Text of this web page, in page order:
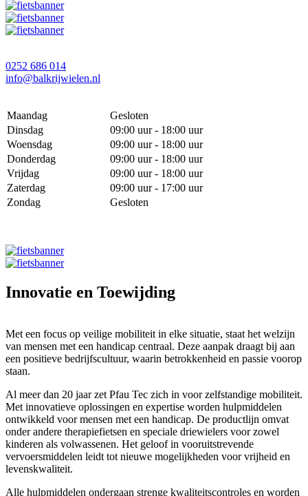
0252 686 014
info@balkrijwielen.nl
Maandag
Gesloten
Dinsdag
09:00 uur - 18:00 uur
Woensdag
09:00 uur - 18:00 uur
Donderdag
09:00 uur - 18:00 uur
Vrijdag
09:00 uur - 18:00 uur
Zaterdag
09:00 uur - 17:00 uur
Zondag
Gesloten
Innovatie en Toewijding
Met een focus op veilige mobiliteit in elke situatie, staat het welzijn
van mensen met een handicap centraal. Deze aanpak draagt bij aan
een positieve bedrijfscultuur, waarin betrokkenheid en passie voorop
staan.
Al meer dan 20 jaar zet Pfau Tec zich in voor zelfstandige mobiliteit.
Met innovatieve oplossingen en expertise worden hulpmiddelen
ontwikkeld voor mensen met een handicap. De productlijn omvat
onder andere therapiefietsen en speciale driewielers voor zowel
kinderen als volwassenen. Het geloof in vooruitstrevende
vervoersmiddelen leidt tot nieuwe mogelijkheden voor vrijheid en
levenskwaliteit.
Alle hulpmiddelen ondergaan strenge kwaliteitscontroles en worden